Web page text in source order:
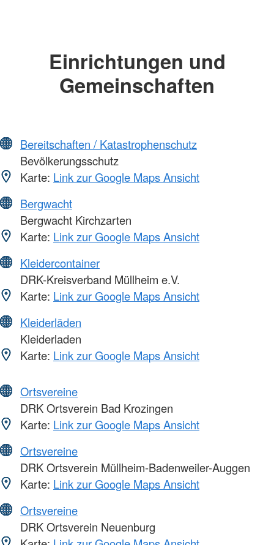
Einrichtungen und
Gemeinschaften
Bereitschaften / Katastrophenschutz
Bevölkerungsschutz
Karte: Link zur Google Maps Ansicht
Bergwacht
Bergwacht Kirchzarten
Karte: Link zur Google Maps Ansicht
Kleidercontainer
DRK-Kreisverband Müllheim e.V.
Karte: Link zur Google Maps Ansicht
Kleiderläden
Kleiderladen
Karte: Link zur Google Maps Ansicht
Ortsvereine
DRK Ortsverein Bad Krozingen
Karte: Link zur Google Maps Ansicht
Ortsvereine
DRK Ortsverein Müllheim-Badenweiler-Auggen
Karte: Link zur Google Maps Ansicht
Ortsvereine
DRK Ortsverein Neuenburg